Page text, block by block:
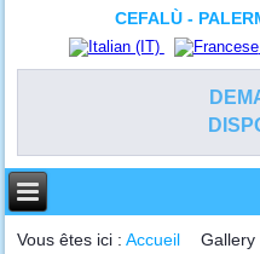
CEFALÙ -
Vous êtes ici :Accueil Gallery